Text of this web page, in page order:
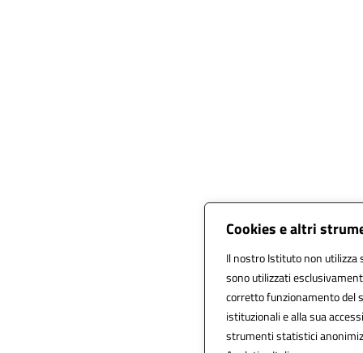
Cookies e altri
Il nostro Istituto non
sono utilizzati
corretto funzionamento del
istituzionali e alla sua
strumenti statistici